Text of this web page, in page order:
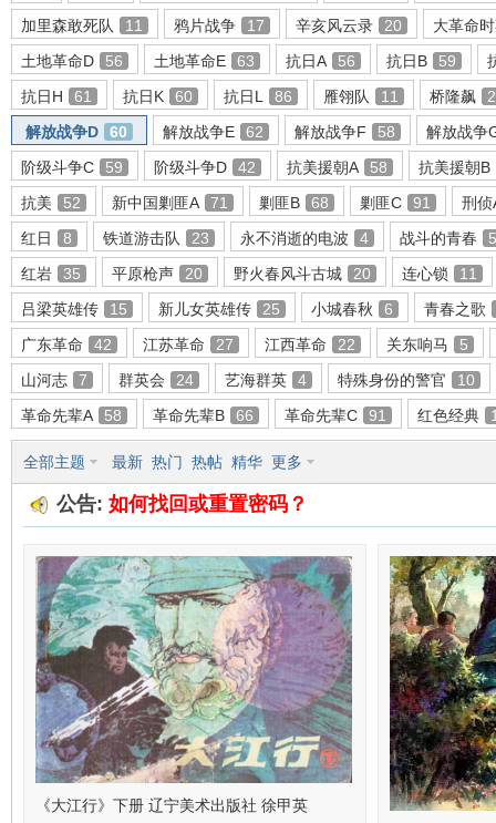
画
加里森敢死队
11 鸦片战争 17 辛亥风云录 20
大革命
土地革命D
56 土地革命E 63 抗日A 56 抗日B 59
抗日H
61 抗日K 60 抗日L 86 雁翎队 11 桥隆飙
解放战争D
60 解放战争E 62 解放战争F 58
解放战争
阶级斗争C
59 阶级斗争D 42 抗美援朝A 58
抗美援朝B
抗美
52 新中国剿匪A 71 剿匪B 68 剿匪C 91
刑侦
红日
8 铁道游击队 23 永不消逝的电波 4 战斗的青春
5
红岩
35 平原枪声 20 野火春风斗古城 20 连心锁
11
吕梁英雄传
15 新儿女英雄传 25 小城春秋 6
青春之歌
广东革命
42 江苏革命 27 江西革命 22 关东响马
5
山河志
7 群英会 24 艺海群英 4 特殊身份的警官
10
革命先辈A
58 革命先辈B 66 革命先辈C 91 红色经典
全部主题 最新 热门 热帖 精华 更多
公告: 如何找回或重置密码？
《大江行》下册 辽宁美术出版社 徐甲英